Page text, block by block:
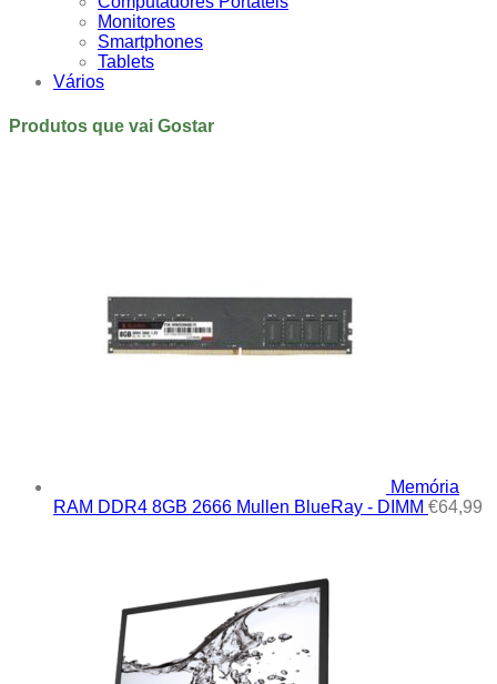
Monitores
Smartphones
Tablets
Vários
Produtos que vai Gostar
Memória
RAM DDR4 8GB 2666 Mullen BlueRay - DIMM €64,99